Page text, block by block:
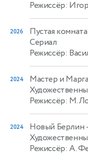
Режиссёр:
2026 Пустая комната
Сериал
Режиссёр:
2024 Мастер и
Режиссёр: М.
2024 Новый Берлин
Режиссёр: А.